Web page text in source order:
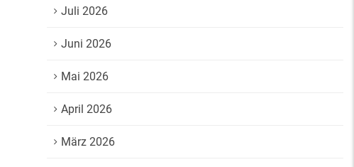
Juli 2026
Juni 2026
Mai 2026
April 2026
März 2026